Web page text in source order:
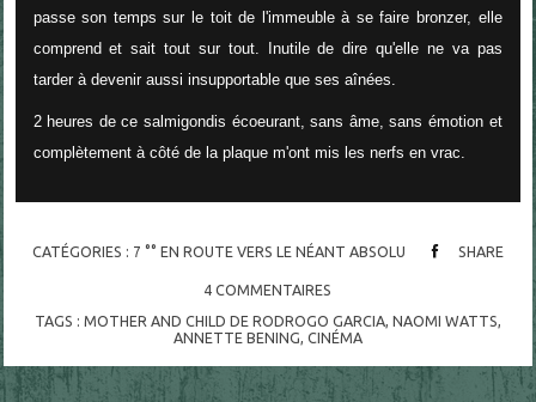
passe son temps sur le toit de l'immeuble à se faire bronzer, elle
comprend et sait tout sur tout. Inutile de dire qu'elle ne va pas
tarder à devenir aussi insupportable que ses aînées.
2 heures de ce salmigondis écoeurant, sans âme, sans émotion et
complètement à côté de la plaque m'ont mis les nerfs en vrac.
CATÉGORIES : 7 °° EN ROUTE VERS LE NÉANT ABSOLU SHARE
4 COMMENTAIRES
TAGS : MOTHER AND CHILD DE RODROGO GARCIA, NAOMI WATTS,
ANNETTE BENING, CINÉMA